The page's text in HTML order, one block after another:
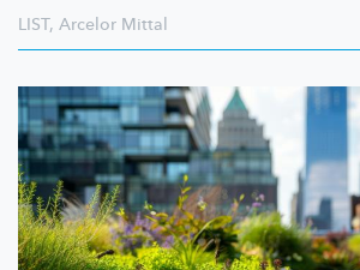
LIST, Arcelor Mittal